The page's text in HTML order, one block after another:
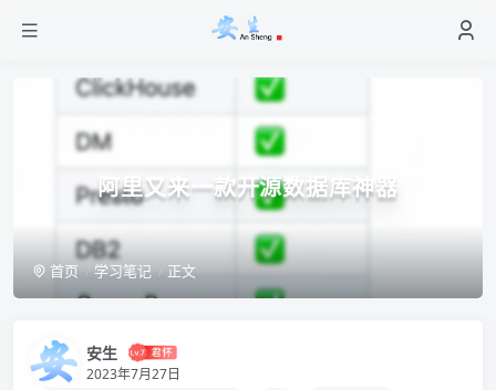
阿里又来一款开源数据库神器
首页 学习笔记 正文
安生
2023年7月27日